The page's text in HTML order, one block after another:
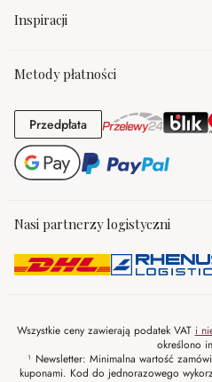
Inspiracji
Metody płatności
PrzedpłataPrzedpłata
Nasi partnerzy logistyczni
Wszystkie ceny zawierają podatek VAT i
określono
¹ Newsletter: Minimalna wartość
kuponami. Kod do jednorazowego